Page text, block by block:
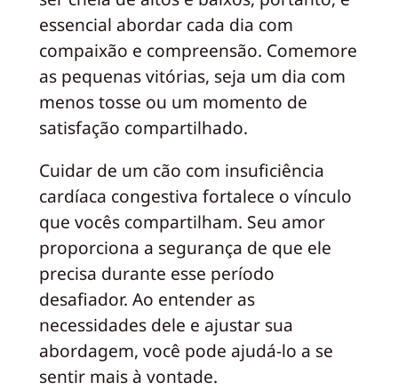
essencial abordar cada dia com
compaixão e compreensão. Comemore
as pequenas vitórias, seja um dia com
menos tosse ou um momento de
satisfação compartilhado.
Cuidar de um cão com insuficiência
cardíaca congestiva fortalece o vínculo
que vocês compartilham. Seu amor
proporciona a segurança de que ele
precisa durante esse período
desafiador. Ao entender as
necessidades dele e ajustar sua
abordagem, você pode ajudá-lo a se
sentir mais à vontade.